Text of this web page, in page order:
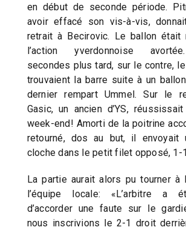
en début de seconde période.
avoir effacé son vis-à-vis,
retrait à Becirovic. Le ballon était
l’action yverdonnoise
secondes plus tard, sur le contre,
trouvaient la barre suite à un
dernier rempart Ummel. Sur le
Gasic, un ancien d’YS,
week-end! Amorti de la poitrine
retourné, dos au but, il envoyait
cloche dans le petit filet opposé, 1-
La partie aurait alors pu tourner à
l’équipe locale: «L’arbitre a
d’accorder une faute sur le
nous inscrivions le 2-1 droit